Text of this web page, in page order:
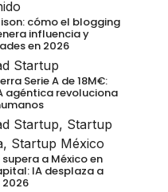
cómo el blogging
influencia y
en 2026
Startup
Serie A de 18M€:
agéntica revoluciona
Startup, Startup
, Startup México
a México en
IA desplaza a
2026